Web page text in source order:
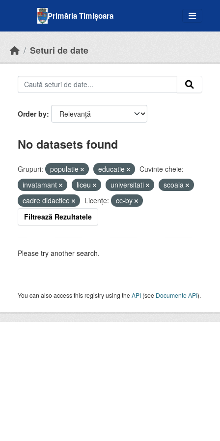
Primăria Timișoara
Seturi de date
Order by
No datasets found
Grupuri: populatie educatie
Cuvinte cheie:
invatamant
liceu universitati
scoala
cadre didactice
Licenţe:
cc-by
Filtrează Rezultatele
Please try another search.
You can also access this registry using theAPI (see Documente API).